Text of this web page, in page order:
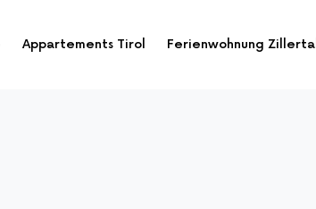
Appartements Tirol Ferienwohnung Zillertal